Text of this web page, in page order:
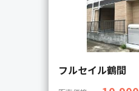
フルセイル鶴間